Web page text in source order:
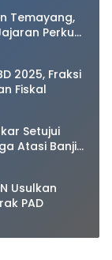
Temayang,
Perkuat
2025, Fraksi
Fiskal
Setujui
Atasi Banjir
Usulkan
PAD